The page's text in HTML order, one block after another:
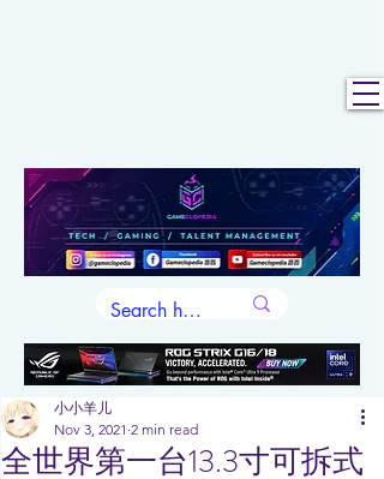
全世界第一台13.3寸可拆式
小小羊儿
Nov 3, 2021 2 min read